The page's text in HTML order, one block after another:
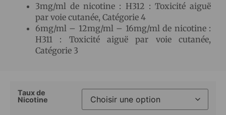
3mg/ml de nicotine : H312 : Toxicité aiguë
par voie cutanée, Catégorie 4
6mg/ml – 12mg/ml – 16mg/ml de nicotine :
H311 : Toxicité aiguë par voie cutanée,
Catégorie 3
Taux de
Nicotine